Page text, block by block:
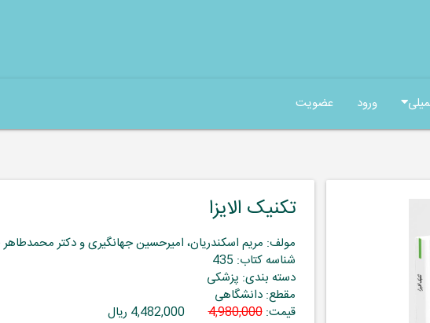
ورود عضویت
تکنیک الایزا
مولف: مریم اسکندریان، امیرحسین جهانگیری و دکتر
شناسه کتاب: 435
دسته بندی: پزشکی
مقطع: دانشگاهی
قیمت:4,980,000 4,482,000 ریال